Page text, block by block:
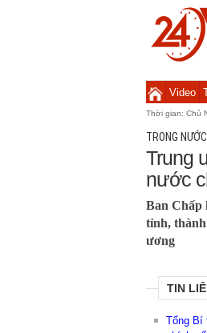
Video
Thời gian: Chủ
TRONG NƯỚC
Trung
nước
Ban Chấp
tỉnh,
ương
TIN
Tổng Bí